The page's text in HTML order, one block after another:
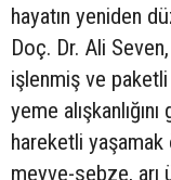
hayatın yeniden
Doç. Dr. Ali
işlenmiş ve
yeme
hareketli
meyve-sebze, arı